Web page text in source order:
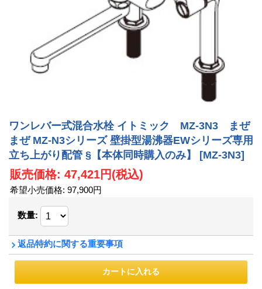
ワンレバー式混合水栓 イトミック MZ-3N3 まぜ
まぜ MZ-N3シリーズ 壁掛型湯沸器EWシリーズ専用
立ち上がり配管 §【本体同時購入のみ】 [MZ-3N3]
販売価格: 47,421円(税込)
希望小売価格: 97,900円
数量:
返品特約に関する重要事項